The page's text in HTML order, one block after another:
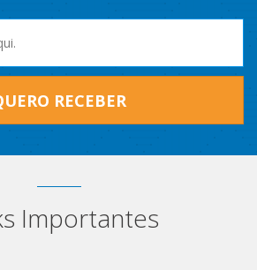
RECEBER
Importantes